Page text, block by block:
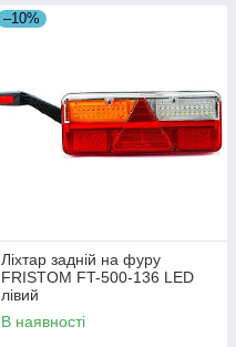
–10%
Ліхтар задній на фуру
FRISTOM FT-500-136 LED
лівий
В наявності